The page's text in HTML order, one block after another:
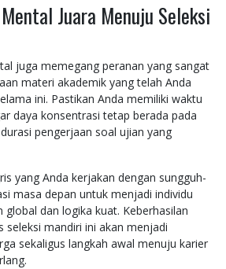
Juara Menuju Seleksi
juga memegang peranan yang sangat
materi akademik yang telah Anda
ini. Pastikan Anda memiliki waktu
daya konsentrasi tetap berada pada
pengerjaan soal ujian yang
yang Anda kerjakan dengan sungguh-
masa depan untuk menjadi individu
dan logika kuat. Keberhasilan
seleksi mandiri ini akan menjadi
sekaligus langkah awal menuju karier